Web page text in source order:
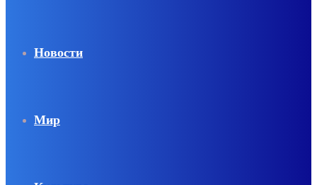
Новости
Мир